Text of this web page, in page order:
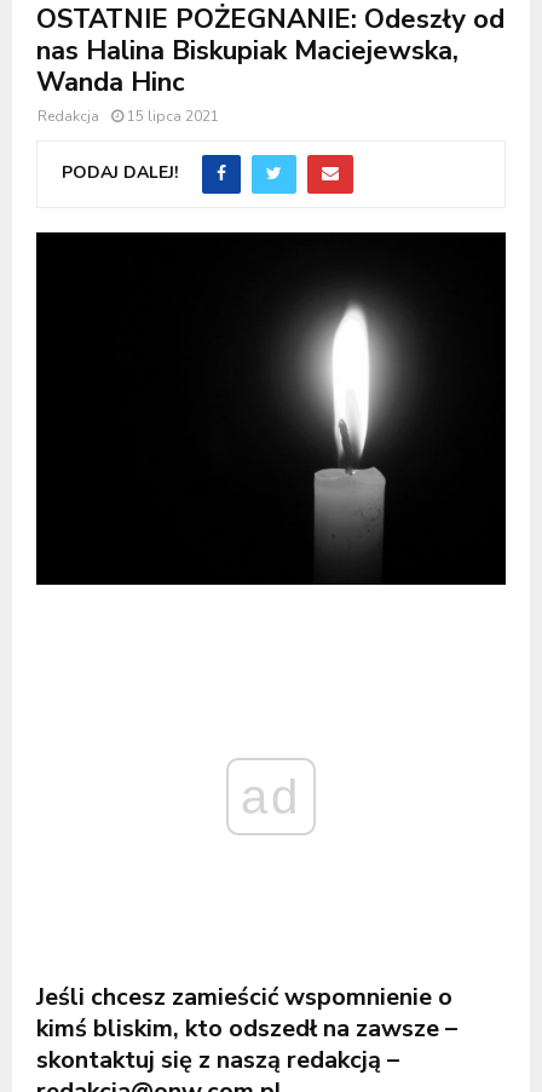
OSTATNIE POŻEGNANIE: Odeszły od
nas Halina Biskupiak Maciejewska,
Wanda Hinc
Redakcja 15 lipca 2021
PODAJ DALEJ!
ad
Jeśli chcesz zamieścić wspomnienie o
kimś bliskim, kto odszedł na zawsze –
skontaktuj się z naszą redakcją –